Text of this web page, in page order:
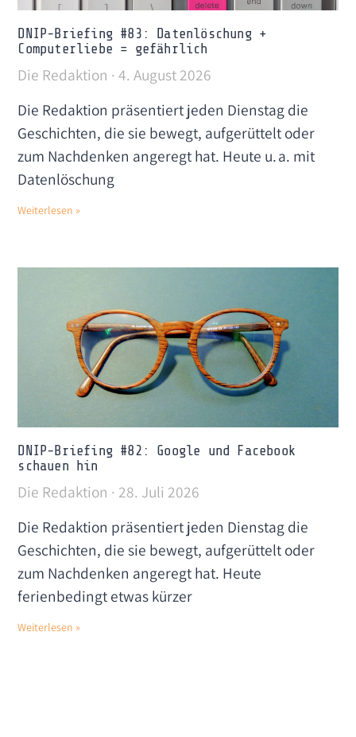
DNIP-Briefing #83: Datenlöschung +
Computerliebe = gefährlich
Die Redaktion 4. August 2026
Die Redaktion präsentiert jeden Dienstag die
Geschichten, die sie bewegt, aufgerüttelt oder
zum Nachdenken angeregt hat. Heute u. a. mit
Datenlöschung
Weiterlesen »
DNIP-Briefing #82: Google und Facebook
schauen hin
Die Redaktion
28. Juli 2026
Die Redaktion präsentiert jeden Dienstag die
Geschichten, die sie bewegt, aufgerüttelt oder
zum Nachdenken angeregt hat. Heute
ferienbedingt etwas kürzer
Weiterlesen »